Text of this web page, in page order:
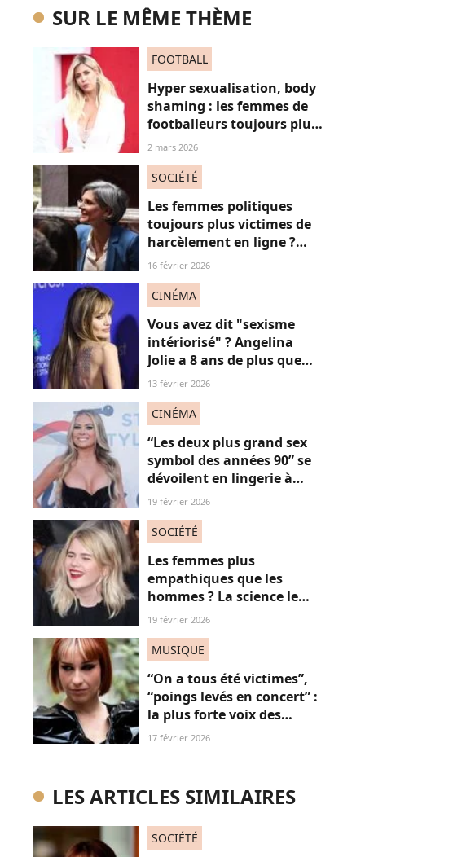
SUR LE MÊME THÈME
FOOTBALL
Hyper sexualisation, body
shaming : les femmes de
footballeurs toujours plus
victimes de sexisme ?
2 mars 2026
SOCIÉTÉ
Les femmes politiques
toujours plus victimes de
harcèlement en ligne ?
Une étude interroge ce
16 février 2026
CINÉMA
Vous avez dit "sexisme
intériorisé" ? Angelina
Jolie a 8 ans de plus que
Louis Garrel, son
rouges, et ça dérange... les
13 février 2026
CINÉMA
“Les deux plus grand sex
symbol des années 90” se
dévoilent en lingerie à
plus de 50 ans, face au
19 février 2026
SOCIÉTÉ
Les femmes plus
empathiques que les
hommes ? La science le
démontre enfin mais il y a
19 février 2026
MUSIQUE
“On a tous été victimes”,
“poings levés en concert” :
la plus forte voix des
Victoires de la Musique
17 février 2026
LES ARTICLES SIMILAIRES
SOCIÉTÉ